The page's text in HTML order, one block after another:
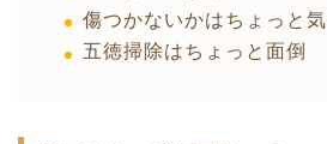
傷つかないかはちょっと気
五徳掃除はちょっと面倒